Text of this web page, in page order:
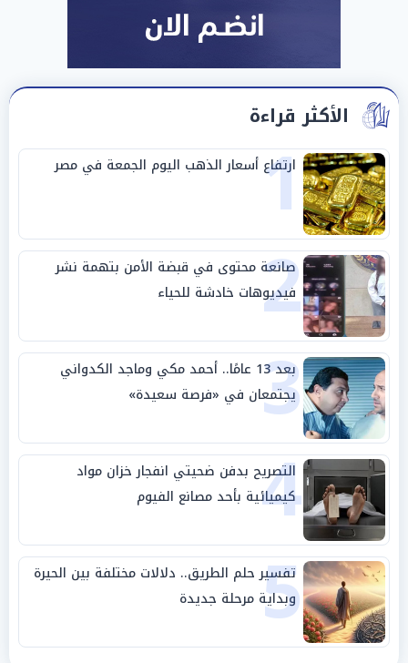
الأكثر قراءة
1
ارتفاع أسعار الذهب اليوم الجمعة في مصر
2
صانعة محتوى في قبضة الأمن بتهمة نشر
فيديوهات خادشة للحياء
3 بعد 13 عامًا.. أحمد مكي وماجد الكدواني
يجتمعان في «فرصة سعيدة»
4
التصريح بدفن ضحيتي انفجار خزان مواد
كيميائية بأحد مصانع الفيوم
5
تفسير حلم الطريق.. دلالات مختلفة بين الحيرة
وبداية مرحلة جديدة